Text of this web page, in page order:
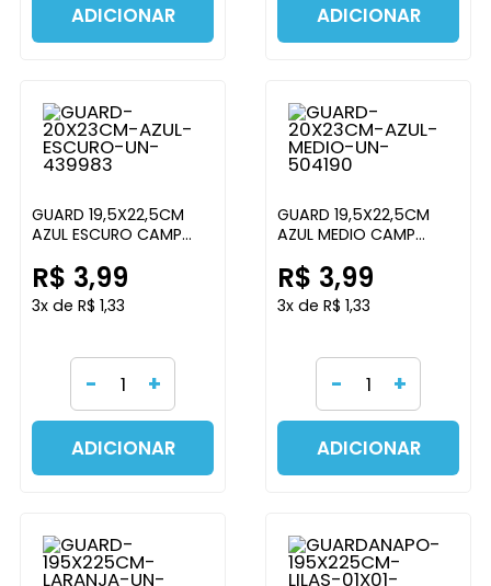
ADICIONAR ADICIONAR
GUARD 19,5X22,5CM
AZUL ESCURO CAMP
R$ 3,99
3x de R$ 1,33
- +
ADICIONAR
GUARD 19,5X22,5CM
AZUL MEDIO CAMP
R$ 3,99
3x de R$ 1,33
- +
ADICIONAR